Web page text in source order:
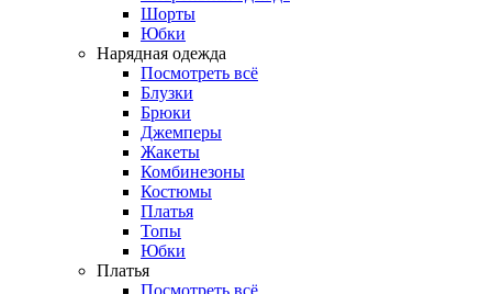
Шорты
Юбки
Нарядная одежда
Посмотреть всё
Блузки
Брюки
Джемперы
Жакеты
Комбинезоны
Костюмы
Платья
Топы
Юбки
Платья
Посмотреть всё